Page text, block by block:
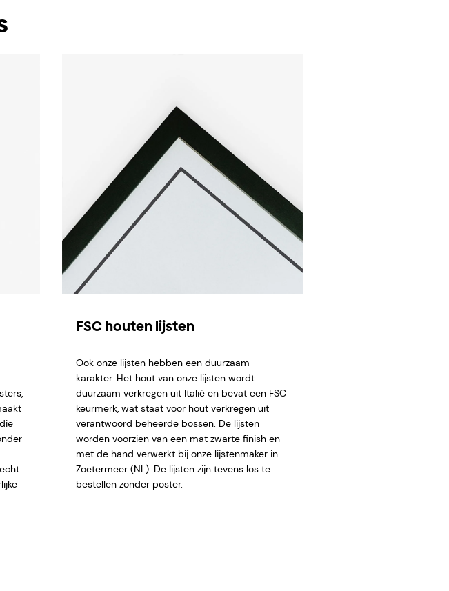
FSC houten lijsten
Ook onze lijsten hebben een duurzaam
karakter. Het hout van onze lijsten wordt
duurzaam verkregen uit Italië en bevat een FSC
keurmerk, wat staat voor hout verkregen uit
verantwoord beheerde bossen. De lijsten
worden voorzien van een mat zwarte finish en
met de hand verwerkt bij onze lijstenmaker in
Zoetermeer (NL). De lijsten zijn tevens los te
bestellen zonder poster.